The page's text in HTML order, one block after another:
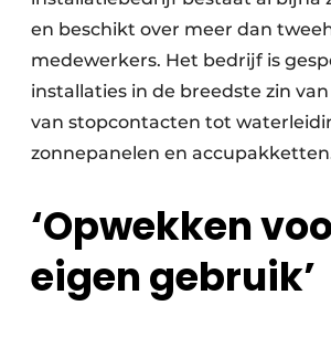
en beschikt over meer dan
medewerkers. Het bedrijf is
installaties in de breedste zin
van stopcontacten tot
zonnepanelen en
‘Opwekken
eigen gebruik’